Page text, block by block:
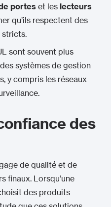
portes et les lecteurs
qu’ils respectent des
stricts.
sont souvent plus
systèmes de gestion
y compris les réseaux
des
de qualité et de
finaux. Lorsqu’une
des produits